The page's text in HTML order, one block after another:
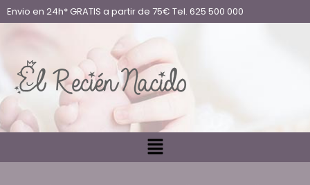
Envio en 24h* GRATIS a partir de 75€ Tel. 625 500 000